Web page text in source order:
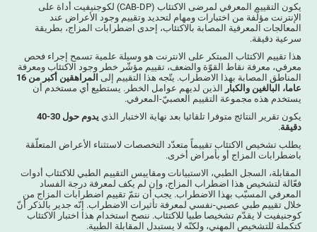
يكون التقييم المعرفي لمرضى الاكتئاب (CAB-DP) لكوجنيفيت أداة على
الإنترنت مؤلّفة من اختبارات ومهام لتحديد وتقييم وجود الأعراض عند
المعالجات المعرفية المصابة بالاكتئاب، إحدى اضطرابات المزاج، بطريقة
سرعية دقيقة.
هذا تقييم الاكتئاب المبتكر على الانترنت هو وسيلة علمية تسمح إجراء فحص
معرفي، معرفة نقاط القوّة والضعف، تقييم مؤشّر خطر وجود الاكتئاب ومعرفة
المناطق المصابة بهذا الاضطراب. يتّجه هذا التقييم إلى
المراهقين أكبر من 16
عاما، البالغين والكبار
الذين لديهم عوامل الخطر. يستطيع أي مستخدم أن
يستخدم هذه مجموعة التقييم العصبيّ-المعرفي.
يكون تقرير النتائج متوفرا تلقائيا بعد نهاية الاختبار الذي
يدوم حول 30-40
دقيقة.
يطلب تشخيص الاكتئاب تقييماً متعدّد التخصصات لاستثناء الأعراض المتعلّقة
باضطرابات المزاج أو بأمراض أخرى.
المقابلة، السجل الطبي، الاستبيانات ومقاييس التقييم الطبي للاكتئاب أدوات
فعّالة لتشخيص هذا اضطراب المزاج، وإن لم يكف لمعرفة درجة الفساد
المعرفي المسبّب بهذا الاضطراب. يجب أن نتمّ تقييم اضطرابات المزاج من
خلال تقييم طبي عصبي-نفسي لمعرفة تأثيرات الاضطراب. إنّه جدير بالذكر أنّ
كوجنيفيت لا يقدّم تشخيصا طبيا للاكتئاب. ننصح استخدام هذا اختبار الاكتئاب
كتكملة للتشخيص المهني، ولكنّه لا يستبدل المقابلة الطبية.